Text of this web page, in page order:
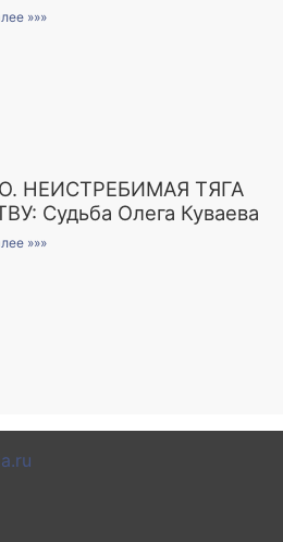
»»»
НЕИСТРЕБИМАЯ ТЯГА
Судьба Олега Куваева
»»»